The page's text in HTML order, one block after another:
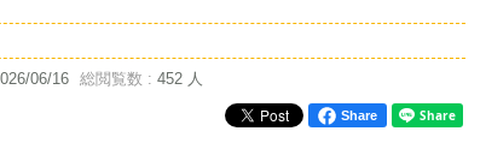
06/16 総閲覧数 : 452 人
Share